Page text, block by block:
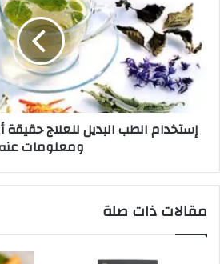
إستخدام الطب البديل للعلاج
ومعلومات
مقالات ذات صلة